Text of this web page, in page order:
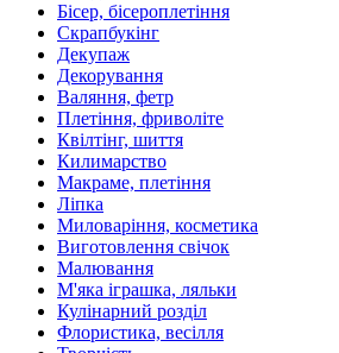
Бісер, бісероплетіння
Скрапбукінг
Декупаж
Декорування
Валяння, фетр
Плетіння, фриволіте
Квілтінг, шиття
Килимарство
Макраме, плетіння
Ліпка
Миловаріння, косметика
Виготовлення свічок
Малювання
М'яка іграшка, ляльки
Кулінарний розділ
Флористика, весілля